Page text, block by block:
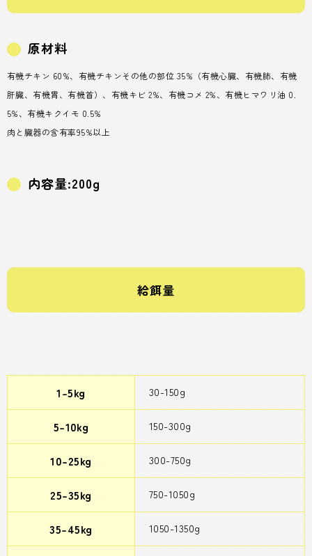
原材料
有機チキン 60%、有機チキンその他の部位 35%（有機心臓、有機肺、有機
肝臓、有機胃、有機首）、有機キビ 2%、有機コメ 2%、有機ヒマワリ油 0.
5%、有機キクイモ 0.5%
肉と臓器の含有率95%以上
内容量:200g
給餌量
1-5kg 30-150g
5-10kg 150-300g
10-25kg 300-750g
25-35kg 750-1050g
35-45kg 1050-1350g